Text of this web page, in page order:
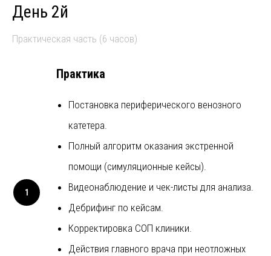
День 2й
Практическая часть (6 часов)
Практика
Постановка периферического венозного
катетера.
Полный алгоритм оказания экстренной
помощи (симуляционные кейсы).
Видеонаблюдение и чек-листы для анализа.
Дебрифинг по кейсам.
Корректировка СОП клиники.
Действия главного врача при неотложных